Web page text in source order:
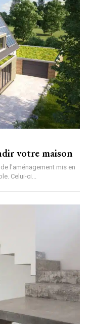
votre maison
l'aménagement mis en
Celui-ci...